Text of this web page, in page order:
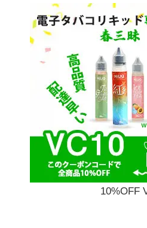
10%OFF